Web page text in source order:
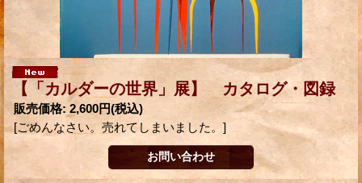
【「カルダーの世界」展】 カタログ・図録
販売価格: 2,600円(税込)
[ごめんなさい。売れてしまいました。]